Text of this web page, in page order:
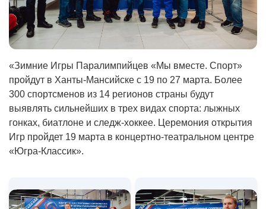
«Зимние Игры Паралимпийцев «Мы вместе. Спорт»
пройдут в Ханты-Мансийске с 19 по 27 марта. Более
300 спортсменов из 14 регионов страны будут
выявлять сильнейших в трех видах спорта: лыжных
гонках, биатлоне и следж-хоккее. Церемония открытия
Игр пройдет 19 марта в концертно-театральном центре
«Югра-Классик».